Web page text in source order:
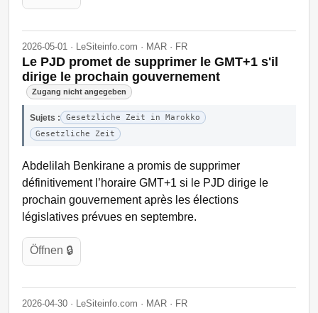
2026-05-01 · LeSiteinfo.com · MAR · FR
Le PJD promet de supprimer le GMT+1 s'il
dirige le prochain gouvernement
Zugang nicht angegeben
Sujets :
Gesetzliche Zeit in Marokko
Gesetzliche Zeit
Abdelilah Benkirane a promis de supprimer
définitivement l’horaire GMT+1 si le PJD dirige le
prochain gouvernement après les élections
législatives prévues en septembre.
Öffnen 🔒
2026-04-30 · LeSiteinfo.com · MAR · FR